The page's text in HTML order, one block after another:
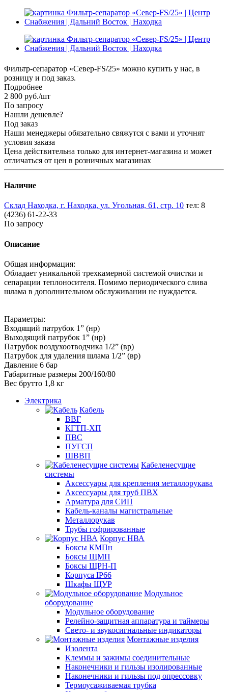
Фильтр-сепаратор «Север-FS/25» можно купить у нас, в
розницу и под заказ.
Подробнее
2 800 руб./шт
По запросу
Нашли дешевле?
Под заказ
Наши менеджеры обязательно свяжутся с вами и уточнят
условия заказа
Цена действительна только для интернет-магазина и может
отличаться от цен в розничных магазинах
Наличие
Склад Находка, г. Находка, ул. Угольная, 61, стр. 10 тел: 8
(4236) 61-22-33
По запросу
Описание
Общая информация:
Обладает уникальной трехкамерной системой очистки и
сепарации теплоносителя. Помимо периодического слива
шлама в дополнительном обслуживании не нуждается.
Параметры:
Входящий патрубок 1” (нр)
Выходящий патрубок 1” (нр)
Патрубок воздухоотводчика 1/2” (вр)
Патрубок для удаления шлама 1/2” (вр)
Давление 6 бар
Габаритные размеры 200/160/80
Вес брутто 1,8 кг
Электрика
Кабель
ВВГ
КГТП-ХП
ПВС
ПУГСП
ШВВП
Кабеленесущие
системы
Аксессуары для крепления металлорукава
Аксессуары для труб ПВХ
Арматура для СИП
Кабель-каналы магистральные
Металлорукав
Трубы гофрированные
Корпус НВА
Боксы КМПн
Боксы ЩМП
Боксы ЩРН-П
Корпуса IP66
Шкафы ЩУР
Модульное
оборудование
Модульное оборудование
Релейно-защитная аппаратура и таймеры
Свето- и звукосигнальные индикаторы
Монтажные изделия
Изолента
Клеммы и зажимы соединительные
Наконечники и гильзы изолированные
Наконечники и гильзы под опрессовку
Термоусаживаемая трубка